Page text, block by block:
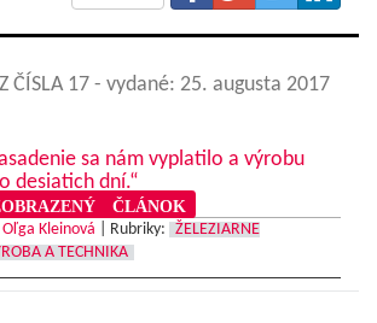
ČÍSLA 17 - vydané: 25. augusta 2017
sa nám vyplatilo a výrobu
desiatich dní.“
ČLÁNOK
Kleinová Rubriky:
ŽELEZIARNE
A TECHNIKA